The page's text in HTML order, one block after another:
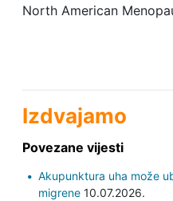
North American
Izdvajamo
Povezane vijesti
Akupunktura uha može
migrene10.07.2026.